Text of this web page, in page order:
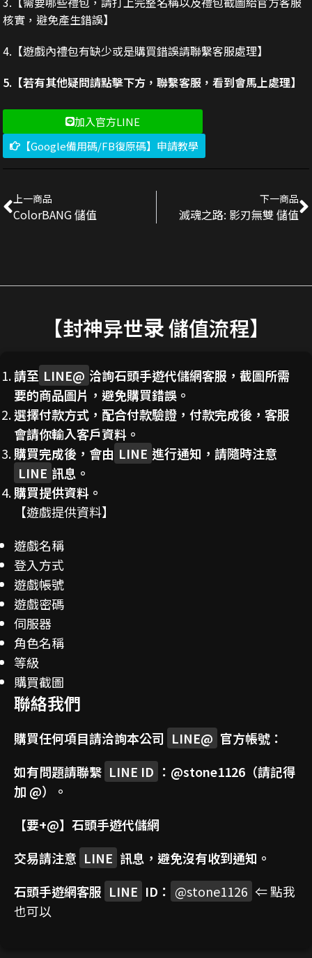
核實，避免產生錯誤】
4.【遊戲內禮包有缺少或是購買錯誤請聯繫客服處理】
5.【若有其他疑問請點擊下方，聯繫客服，看到會馬上處理】
加入官方LINE
【Google備用碼/FB復原碼】申請教學
上一商品
ColorBANG 儲值
下一商品
滅魂之路: 影刃無雙 儲值
【封神异世录 儲值流程】
請至 LINE@ 洽詢石頭手遊代儲網客服，截圖所需
要的商品圖片，避免購買錯誤。
選擇付款方式，配合付款驗證，付款完成後，客服
會請你輸入客戶資料。
購買完成後，會由 LINE 進行通知，請隨時注意
LINE 訊息。
購買提供資料。
【遊戲提供資料】
遊戲名稱
登入方式
遊戲帳號
遊戲密碼
伺服器
角色名稱
等級
購買截圖
聯絡我們
購買任何項目請洽詢本公司 LINE@ 官方帳號：
如有問題請聯繫 LINE ID ： @stone1126 （請記得
加 @）。
【要+@】 石頭手遊代儲網
交易請注意 LINE 訊息，避免沒有收到通知。
石頭手遊網客服 LINE ID： @stone1126 ⇐ 點我
也可以